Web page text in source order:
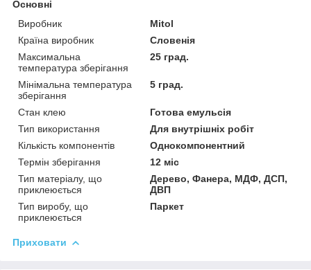
Основні
Виробник
Mitol
Країна виробник
Словенія
Максимальна
температура зберігання
25 град.
Мінімальна температура
зберігання
5 град.
Стан клею
Готова емульсія
Тип використання
Для внутрішніх робіт
Кількість компонентів
Однокомпонентний
Термін зберігання
12 міс
Тип матеріалу, що
приклеюється
Дерево, Фанера, МДФ, ДСП,
ДВП
Тип виробу, що
приклеюється
Паркет
Приховати